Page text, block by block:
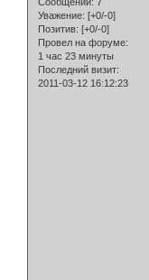
Уважение: [+0/-0]
Позитив: [+0/-0]
Провел на форуме:
1 час 23 минуты
Последний визит:
2011-03-12 16:12:23